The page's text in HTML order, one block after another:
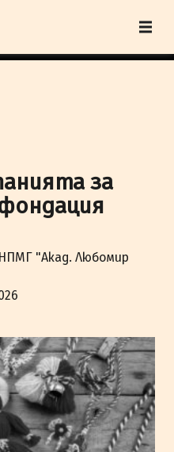
cookies, за да осигурим по-
Вашето преживяване.Научи
за
"Акад. Любомир